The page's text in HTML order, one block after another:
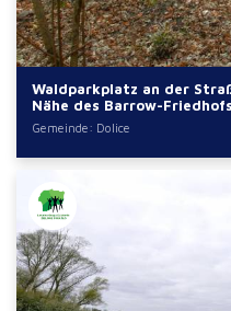
Waldparkplatz an der
Nähe des Barrow-
Gemeinde: Dolice